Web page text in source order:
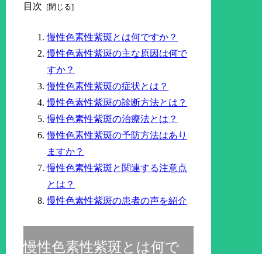
目次
慢性色素性紫斑とは何ですか？
慢性色素性紫斑の主な原因は何で
すか？
慢性色素性紫斑の症状とは？
慢性色素性紫斑の診断方法とは？
慢性色素性紫斑の治療法とは？
慢性色素性紫斑の予防方法はあり
ますか？
慢性色素性紫斑と関連する注意点
とは？
慢性色素性紫斑の患者の声を紹介
慢性色素性紫斑とは何で